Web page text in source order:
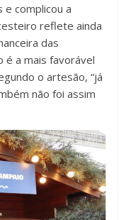
e complicou a
reflete ainda
das
é a mais favorável
o artesão, “já
não foi assim